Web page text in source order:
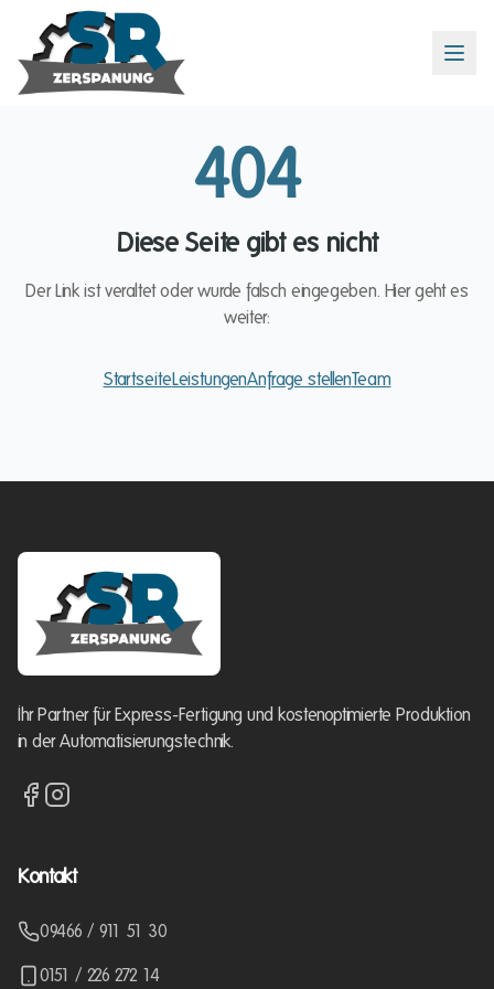
404
Diese Seite gibt es nicht
Der Link ist veraltet oder wurde falsch eingegeben. Hier geht es
weiter:
StartseiteLeistungenAnfrage stellenTeam
Ihr Partner für Express-Fertigung und kostenoptimierte Produktion
in der Automatisierungstechnik.
Kontakt
09466 / 911 51 30
0151 / 226 272 14